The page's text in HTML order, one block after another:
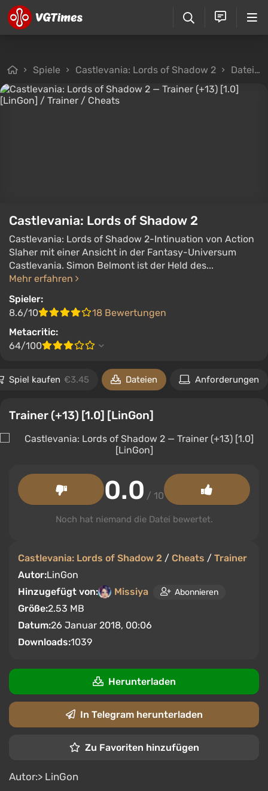
Spiele Castlevania: Lords of Shadow 2 Dateien
Castlevania: Lords of Shadow 2
Castlevania: Lords of Shadow 2-Intinuation von Action
Slaher mit einer Ansicht in der Fantasy-Universum
Castlevania. Simon Belmont ist der Held des...
Mehr erfahren
Spieler:
8.6/10
18 Bewertungen
Metacritic:
64/100
Spiel kaufen €3.45 Dateien Anforderungen
Trainer (+13) [1.0] [LinGon]
Castlevania: Lords of Shadow 2 / Cheats / Trainer
Autor:LinGon
Hinzugefügt von:
Missiya Abonnieren
Größe:2.53 MB
Datum:26 Januar 2018, 00:06
Downloads:1039
0.0 / 10
Noch hat niemand die Datei bewertet.
Herunterladen
In Telegram herunterladen
Zu Favoriten hinzufügen
Autor:> LinGon